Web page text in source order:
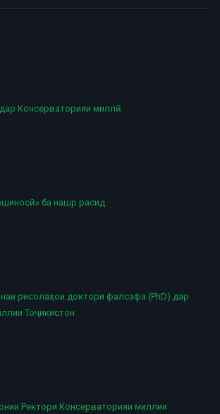
Консерваторияи миллӣ
ба нашр расид
рисолаҳои доктори фалсафа (PhD) дар
Тоҷикистон
Ректори Консерваторияи миллии